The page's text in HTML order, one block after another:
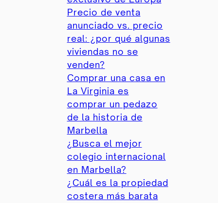
Precio de venta
anunciado vs. precio
real: ¿por qué algunas
viviendas no se
venden?
Comprar una casa en
La Virginia es
comprar un pedazo
de la historia de
Marbella
¿Busca el mejor
colegio internacional
en Marbella?
¿Cuál es la propiedad
costera más barata